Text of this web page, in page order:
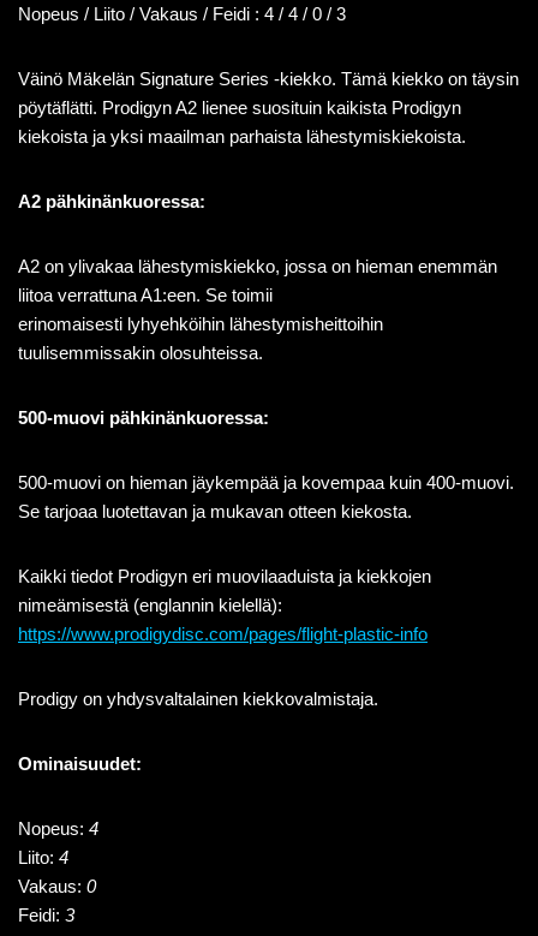
Nopeus / Liito / Vakaus / Feidi : 4 / 4 / 0 / 3
Väinö Mäkelän Signature Series -kiekko. Tämä kiekko on täysin
pöytäflätti. Prodigyn A2 lienee suosituin kaikista Prodigyn
kiekoista ja yksi maailman parhaista lähestymiskiekoista.
A2 pähkinänkuoressa:
A2 on ylivakaa lähestymiskiekko, jossa on hieman enemmän
liitoa verrattuna A1:een. Se toimii
erinomaisesti lyhyehköihin lähestymisheittoihin
tuulisemmissakin olosuhteissa.
500-muovi pähkinänkuoressa:
500-muovi on hieman jäykempää ja kovempaa kuin 400-muovi.
Se tarjoaa luotettavan ja mukavan otteen kiekosta.
Kaikki tiedot Prodigyn eri muovilaaduista ja kiekkojen
nimeämisestä (englannin kielellä):
https://www.prodigydisc.com/pages/flight-plastic-info
Prodigy on yhdysvaltalainen kiekkovalmistaja.
Ominaisuudet:
Nopeus: 4
Liito: 4
Vakaus: 0
Feidi: 3